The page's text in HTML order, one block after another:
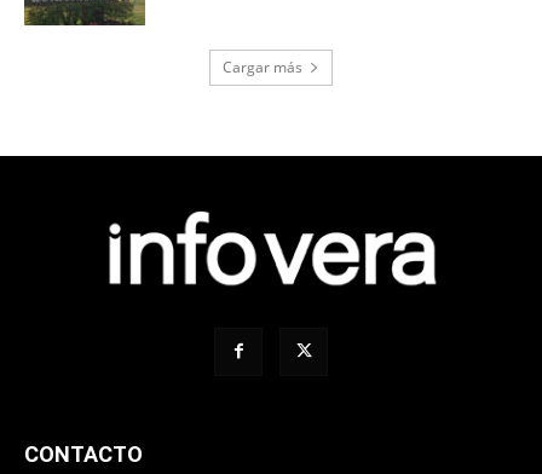
Cargar más
CONTACTO